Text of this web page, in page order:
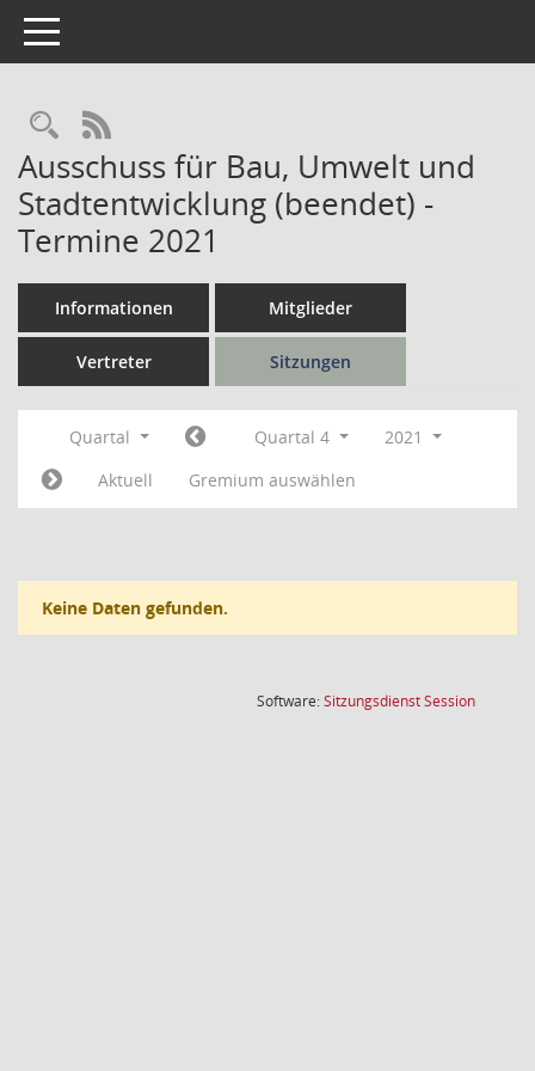
Toggle navigation
Rechercheauswahl
RSS-Feed
Ausschuss für Bau, Umwelt und
Stadtentwicklung (beendet) -
Termine 2021
Informationen Mitglieder
Vertreter Sitzungen
Quartal Quartal 4
2021
Aktuell
Gremium auswählen
Keine Daten gefunden.
Software:SitzungsdienstSession(Wird in